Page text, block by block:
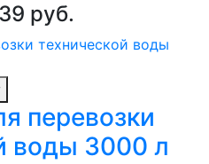
руб.
перевозки
воды 3000 л